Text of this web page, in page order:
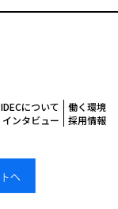
IDECについて
働く環境
インタビュー
採用情報